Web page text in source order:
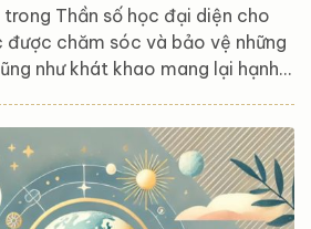
trong Thần số học đại diện cho
được chăm sóc và bảo vệ những
như khát khao mang lại hạnh
nhạy cảm, luôn hướng đến việc
an lành, hòa hợp, nơi mỗi cá
toàn và được trân quý. Hãy
phá thêm những khía cạnh độc